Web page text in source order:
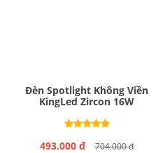
Đèn Spotlight Không Viền
KingLed Zircon 16W
493.000 đ 704.000 đ